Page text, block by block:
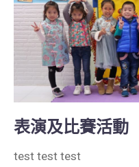
表演及比賽活動
test test test